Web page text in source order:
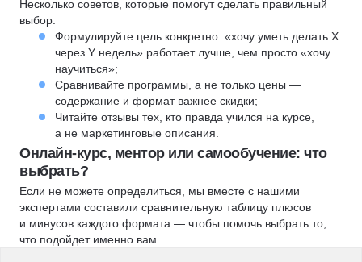
Несколько советов, которые помогут сделать правильный
выбор:
Формулируйте цель конкретно: «хочу уметь делать X
через Y недель» работает лучше, чем просто «хочу
научиться»;
Сравнивайте программы, а не только цены —
содержание и формат важнее скидки;
Читайте отзывы тех, кто правда учился на курсе,
а не маркетинговые описания.
Онлайн-курс, ментор или самообучение: что
выбрать?
Если не можете определиться, мы вместе с нашими
экспертами составили сравнительную таблицу плюсов
и минусов каждого формата — чтобы помочь выбрать то,
что подойдет именно вам.